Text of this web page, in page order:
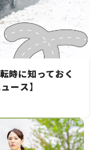
時に知っておく
ース】